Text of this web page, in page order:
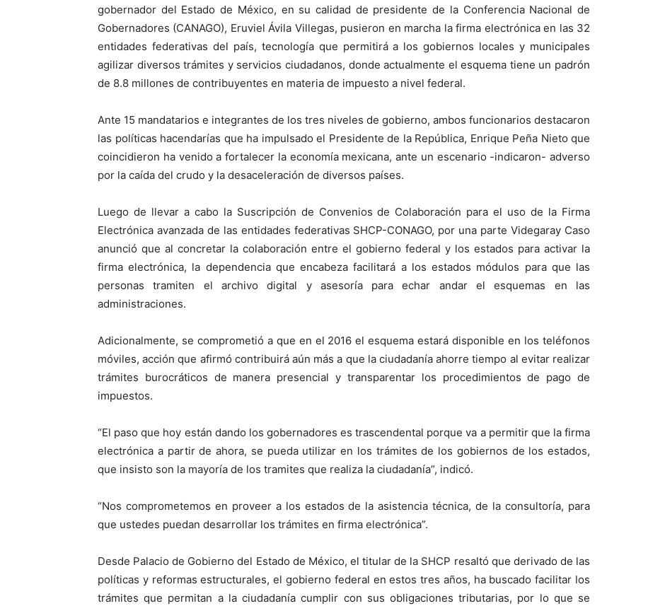
gobernador del Estado de México, en su calidad de presidente de la Conferencia Nacional de
Gobernadores (CANAGO), Eruviel Ávila Villegas, pusieron en marcha la firma electrónica en las 32
entidades federativas del país, tecnología que permitirá a los gobiernos locales y municipales
agilizar diversos trámites y servicios ciudadanos, donde actualmente el esquema tiene un padrón
de 8.8 millones de contribuyentes en materia de impuesto a nivel federal.
Ante 15 mandatarios e integrantes de los tres niveles de gobierno, ambos funcionarios destacaron
las políticas hacendarías que ha impulsado el Presidente de la República, Enrique Peña Nieto que
coincidieron ha venido a fortalecer la economía mexicana, ante un escenario -indicaron- adverso
por la caída del crudo y la desaceleración de diversos países.
Luego de llevar a cabo la Suscripción de Convenios de Colaboración para el uso de la Firma
Electrónica avanzada de las entidades federativas SHCP-CONAGO, por una parte Videgaray Caso
anunció que al concretar la colaboración entre el gobierno federal y los estados para activar la
firma electrónica, la dependencia que encabeza facilitará a los estados módulos para que las
personas tramiten el archivo digital y asesoría para echar andar el esquemas en las
administraciones.
Adicionalmente, se comprometió a que en el 2016 el esquema estará disponible en los teléfonos
móviles, acción que afirmó contribuirá aún más a que la ciudadanía ahorre tiempo al evitar realizar
trámites burocráticos de manera presencial y transparentar los procedimientos de pago de
impuestos.
“El paso que hoy están dando los gobernadores es trascendental porque va a permitir que la firma
electrónica a partir de ahora, se pueda utilizar en los trámites de los gobiernos de los estados,
que insisto son la mayoría de los tramites que realiza la ciudadanía”, indicó.
“Nos comprometemos en proveer a los estados de la asistencia técnica, de la consultoría, para
que ustedes puedan desarrollar los trámites en firma electrónica”.
Desde Palacio de Gobierno del Estado de México, el titular de la SHCP resaltó que derivado de las
políticas y reformas estructurales, el gobierno federal en estos tres años, ha buscado facilitar los
trámites que permitan a la ciudadanía cumplir con sus obligaciones tributarias, por lo que se